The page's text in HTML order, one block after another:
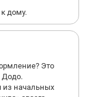
дому.
Это
Додо.
из начальных